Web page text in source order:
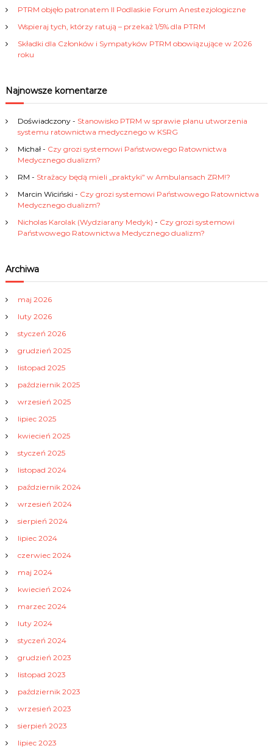
j
a
p
i
s
u
PTRM objęło patronatem II Podlaskie Forum Anestezjologiczne
Wspieraj tych, którzy ratują – przekaż 1/5% dla PTRM
Składki dla Członków i Sympatyków PTRM obowiązujące w 2026
roku
Najnowsze komentarze
Doświadczony- Stanowisko PTRM w sprawie planu utworzenia
systemu ratownictwa medycznego w KSRG
Michał- Czy grozi systemowi Państwowego Ratownictwa
Medycznego dualizm?
RM - Strażacy będą mieli „praktyki” w Ambulansach ZRM!?
Marcin Wiciński - Czy grozi systemowi Państwowego Ratownictwa
Medycznego dualizm?
Nicholas Karolak (Wydziarany Medyk) - Czy grozi systemowi
Państwowego Ratownictwa Medycznego dualizm?
Archiwa
maj 2026
luty 2026
styczeń 2026
grudzień 2025
listopad 2025
październik 2025
wrzesień 2025
lipiec 2025
kwiecień 2025
styczeń 2025
listopad 2024
październik 2024
wrzesień 2024
sierpień 2024
lipiec 2024
czerwiec 2024
maj 2024
kwiecień 2024
marzec 2024
luty 2024
styczeń 2024
grudzień 2023
listopad 2023
październik 2023
wrzesień 2023
sierpień 2023
lipiec 2023